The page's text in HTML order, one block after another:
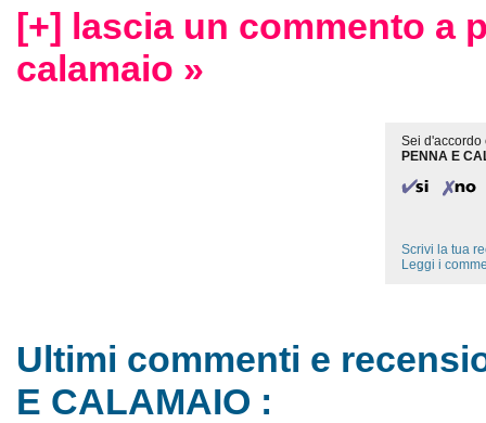
[+] lascia un commento a
calamaio »
Sei d'accordo
PENNA E
Scrivi la tua
Leggi i
Ultimi commenti e
E CALAMAIO :